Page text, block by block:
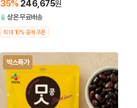
35% 246,675원
상온무료배송
최대 10% 중복쿠폰
박스특가